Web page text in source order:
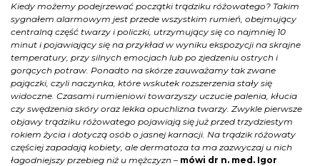
Kiedy możemy podejrzewać początki trądziku różowatego? Takim
sygnałem alarmowym jest przede wszystkim rumień, obejmujący
centralną część twarzy i policzki, utrzymujący się co najmniej 10
minut i pojawiający się na przykład w wyniku ekspozycji na skrajne
temperatury, przy silnych emocjach lub po zjedzeniu ostrych i
gorących potraw. Ponadto na skórze zauważamy tak zwane
pajączki, czyli naczynka, które wskutek rozszerzenia stały się
widoczne. Czasami rumieniowi towarzyszy uczucie palenia, kłucia
czy swędzenia skóry oraz lekka opuchlizna twarzy. Zwykle pierwsze
objawy trądziku różowatego pojawiają się już przed trzydziestym
rokiem życia i dotyczą osób o jasnej karnacji. Na trądzik różowaty
częściej zapadają kobiety, ale dermatoza ta ma zazwyczaj u nich
łagodniejszy przebieg niż u mężczyzn – mówi dr n. med. Igor